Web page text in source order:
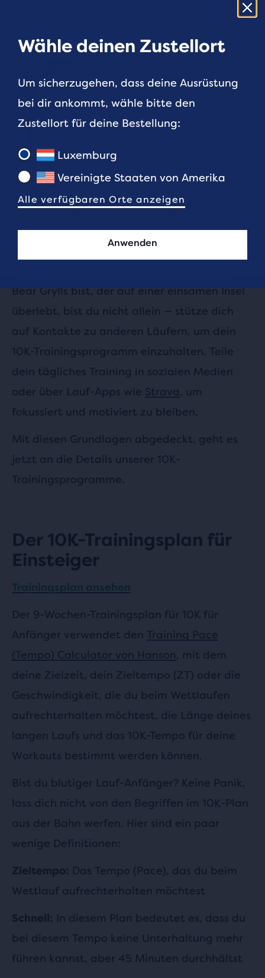
Tipps für den 10K-
Einsteiger-Trainingsplan
Das Training für ein Rennen ist keine kleine
Aufgabe, daher ist es wichtig, motiviert und
Bear Grylls bist, der auf einer einsamen Insel
überlebt, bist du nicht allein — stütze dich
auf Kontakte zu anderen Läufern, um dein
10K-Trainingsprogramm einzuhalten. Teile
dein tägliches Training in sozialen Medien
oder über Lauf-Apps wie Strava, um
fokussiert und motiviert zu bleiben.
Mit diesen Grundlagen abgedeckt, geht es
jetzt an die Details unserer 10K-
Trainingsprogramme.
Der 10K-Trainingsplan für
Einsteiger
Trainingsplan ansehen
Der 9-Wochen-Trainingsplan für 10K für
Anfänger verwendet den Training Pace
(Tempo) Calculator von Hanson, mit dem
deine Zielzeit, dein Zieltempo (ZT) oder die
Geschwindigkeit, die du beim Wettlaufen
aufrechterhalten möchtest, die Länge deines
langen Laufs und das 10K-Tempo für deine
Workouts bestimmt werden können.
Bist du blutiger Lauf-Anfänger? Keine Panik,
lass dich nicht von den Begriffen im 10K-Plan
aus der Bahn werfen. Hier sind ein paar
wenige Definitionen:
Zieltempo: Das Tempo (Pace), das du beim
Wettlauf aufrechterhalten möchtest
Schnell: In diesem Plan bedeutet es, dass du
bei diesem Tempo keine Unterhaltung mehr
führen kannst, aber 45 Minuten durchhältst
Wähle deinen Zustellort
Um sicherzugehen, dass deine Ausrüstung
bei dir ankommt, wähle bitte den
Zustellort für deine Bestellung:
Luxemburg
Vereinigte Staaten von Amerika
Alle verfügbaren Orte anzeigen
Anwenden